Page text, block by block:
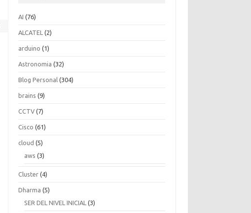
AI (76)
ALCATEL (2)
arduino (1)
Astronomia (32)
Blog Personal (304)
brains (9)
CCTV (7)
Cisco (61)
cloud (5)
aws (3)
Cluster (4)
Dharma (5)
SER DEL NIVEL INICIAL (3)